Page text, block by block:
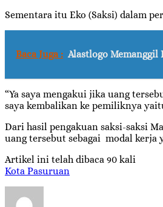
Sementara itu Eko (Saksi) dalam
Baca Juga : Alastlogo Memanggil
“Ya saya mengakui jika uang
saya kembalikan ke pemiliknya
Dari hasil pengakuan saksi-saksi
uang tersebut sebagai modal kerja
Artikel ini telah dibaca 90 kali
Kota Pasuruan